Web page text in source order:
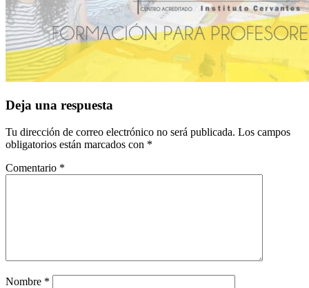
Interacciones
los
lectores
Deja una respuesta
Tu dirección de correo electrónico no será publicada. Los campos
obligatorios están marcados con *
Comentario *
Nombre *